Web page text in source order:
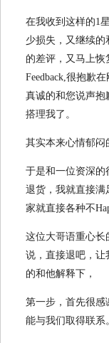
在我收到这样的1
少损失，又继续
的差评，又马上恢
Feedback,很抱歉
真诚的和您说声抱
搭理我了。
其实本来心情郁闷
于是和一位资深的
退货，我就直接满
家就直接各种不
这位大哥语重心长
说，直接退吧，让
的和他解释下，
第一步，首先很感
能与我们取得联系